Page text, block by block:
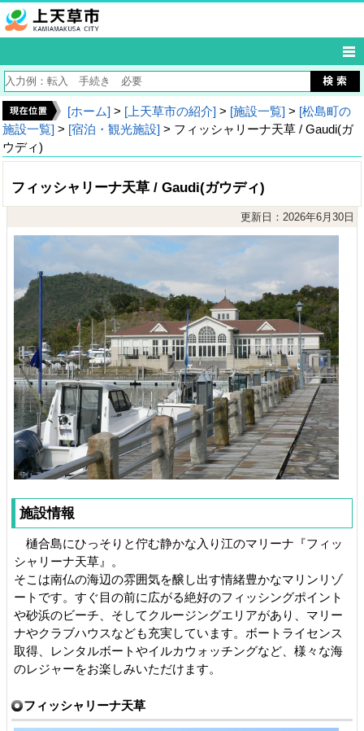
[ホーム] > [上天草市の紹介] > [施設一覧] > [松島町の
施設一覧] > [宿泊・観光施設] > フィッシャリーナ天草 / Gaudi(ガ
ウディ)
フィッシャリーナ天草 / Gaudi(ガウディ)
更新日：2026年6月30日
施設情報
樋合島にひっそりと佇む静かな入り江のマリーナ『フィッ
シャリーナ天草』。
そこは南仏の海辺の雰囲気を醸し出す情緒豊かなマリンリゾ
ートです。すぐ目の前に広がる絶好のフィッシングポイント
や砂浜のビーチ、そしてクルージングエリアがあり、マリー
ナやクラブハウスなども充実しています。ボートライセンス
取得、レンタルボートやイルカウォッチングなど、様々な海
のレジャーをお楽しみいただけます。
フィッシャリーナ天草